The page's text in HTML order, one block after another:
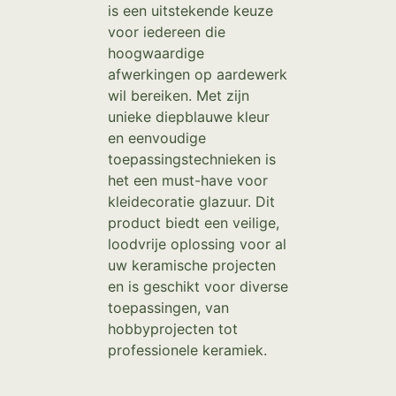
is een uitstekende keuze
voor iedereen die
hoogwaardige
afwerkingen op aardewerk
wil bereiken. Met zijn
unieke diepblauwe kleur
en eenvoudige
toepassingstechnieken is
het een must-have voor
kleidecoratie glazuur. Dit
product biedt een veilige,
loodvrije oplossing voor al
uw keramische projecten
en is geschikt voor diverse
toepassingen, van
hobbyprojecten tot
professionele keramiek.